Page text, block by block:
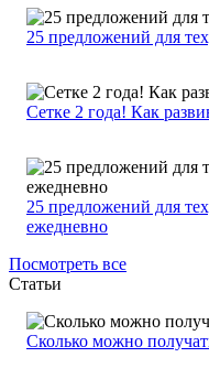
25 предложений для
Сетке 2 года! Как
25 предложений для
ежедневно
Посмотреть все
Статьи
Сколько можно